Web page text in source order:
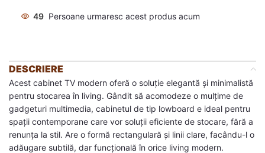
49 Persoane urmaresc acest produs acum
DESCRIERE
Acest cabinet TV modern oferă o soluție elegantă și minimalistă
pentru stocarea în living. Gândit să acomodeze o mulțime de
gadgeturi multimedia, cabinetul de tip lowboard e ideal pentru
spații contemporane care vor soluții eficiente de stocare, fără a
renunța la stil. Are o formă rectangulară și linii clare, facându-l o
adăugare subtilă, dar funcțională în orice living modern.